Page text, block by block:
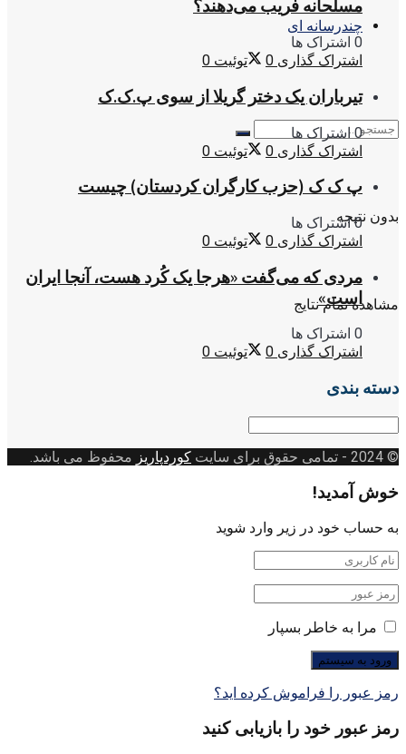
چندرسانه ای
بدون نتیجه
مشاهده تمام نتایج
مسلحانه فریب می‌دهند؟
0 اشتراک ها
اشتراک گذاری 0 توئیت 0
تیرباران یک دختر گریلا از سوی پ.ک.ک
0 اشتراک ها
اشتراک گذاری 0 توئیت 0
پ ک ک (حزب کارگران کردستان) چیست
0 اشتراک ها
اشتراک گذاری 0 توئیت 0
مردی که می‌گفت «هرجا یک کُرد هست، آنجا ایران
است»
0 اشتراک ها
اشتراک گذاری 0 توئیت 0
دسته بندی
دسته
© 2024
- تمامی حقوق برای سایت کوردپاریز محفوظ می باشد.
خوش آمدید!
به حساب خود در زیر وارد شوید
مرا به خاطر بسپار
رمز عبور را فراموش کرده اید؟
رمز عبور خود را بازیابی کنید